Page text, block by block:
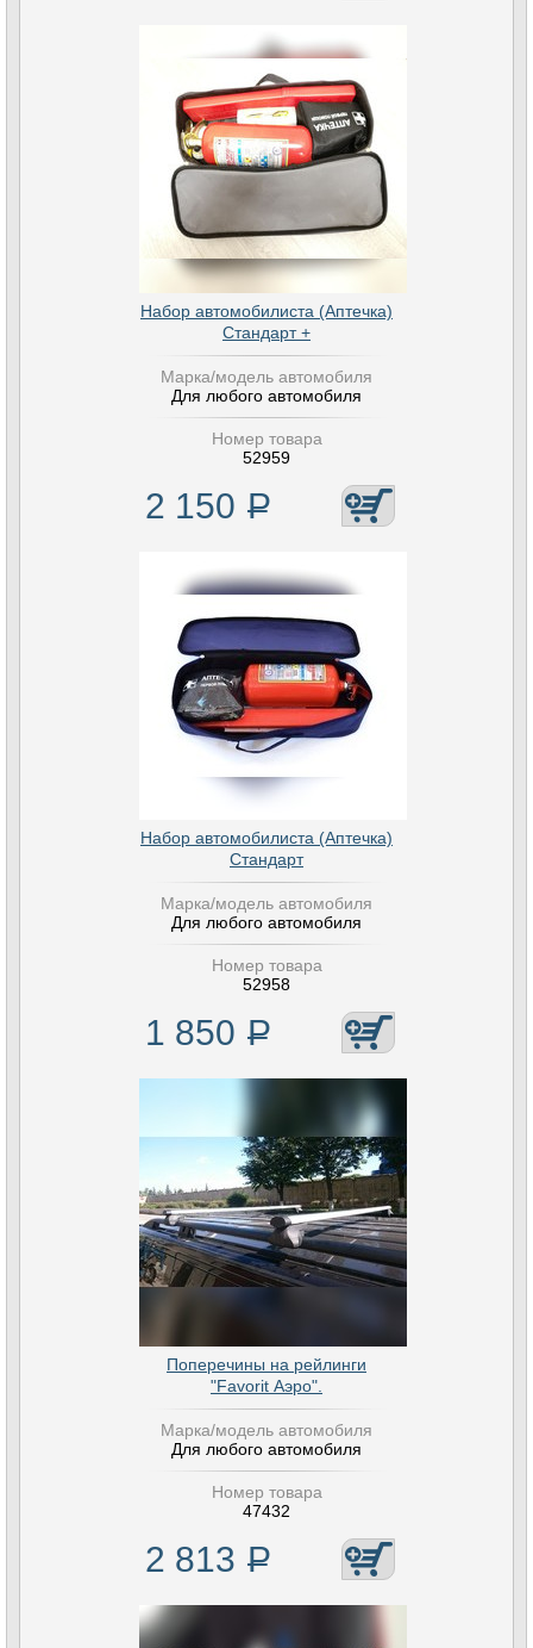
Набор автомобилиста (Аптечка)
Стандарт +
Марка/модель автомобиля
Для любого автомобиля
Номер товара
52959
2 150 Р
Набор автомобилиста (Аптечка)
Стандарт
Марка/модель автомобиля
Для любого автомобиля
Номер товара
52958
1 850 Р
Поперечины на рейлинги
"Favorit Аэро".
Марка/модель автомобиля
Для любого автомобиля
Номер товара
47432
2 813 Р